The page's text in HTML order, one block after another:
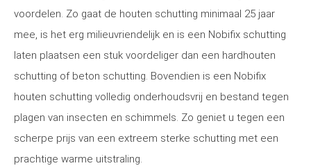
voordelen. Zo gaat de houten schutting minimaal 25 jaar
mee, is het erg milieuvriendelijk en is een Nobifix schutting
laten plaatsen een stuk voordeliger dan een hardhouten
schutting of beton schutting. Bovendien is een Nobifix
houten schutting volledig onderhoudsvrij en bestand tegen
plagen van insecten en schimmels. Zo geniet u tegen een
scherpe prijs van een extreem sterke schutting met een
prachtige warme uitstraling.